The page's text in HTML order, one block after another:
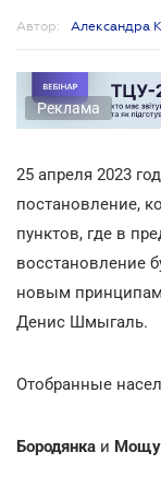
Автор: Александра
Реклама
25 апреля 2023
постановление,
пунктов, где в
восстановление
новым
Денис Шмыгаль.
Отобранные
Бородянка и